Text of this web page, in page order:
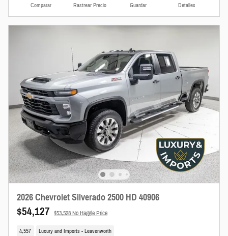
Comparar Rastrear Precio Guardar Detalles
2026 Chevrolet Silverado 2500 HD 40906
$54,127 $53,528 No Haggle Price
4,557 Luxury and Imports - Leavenworth